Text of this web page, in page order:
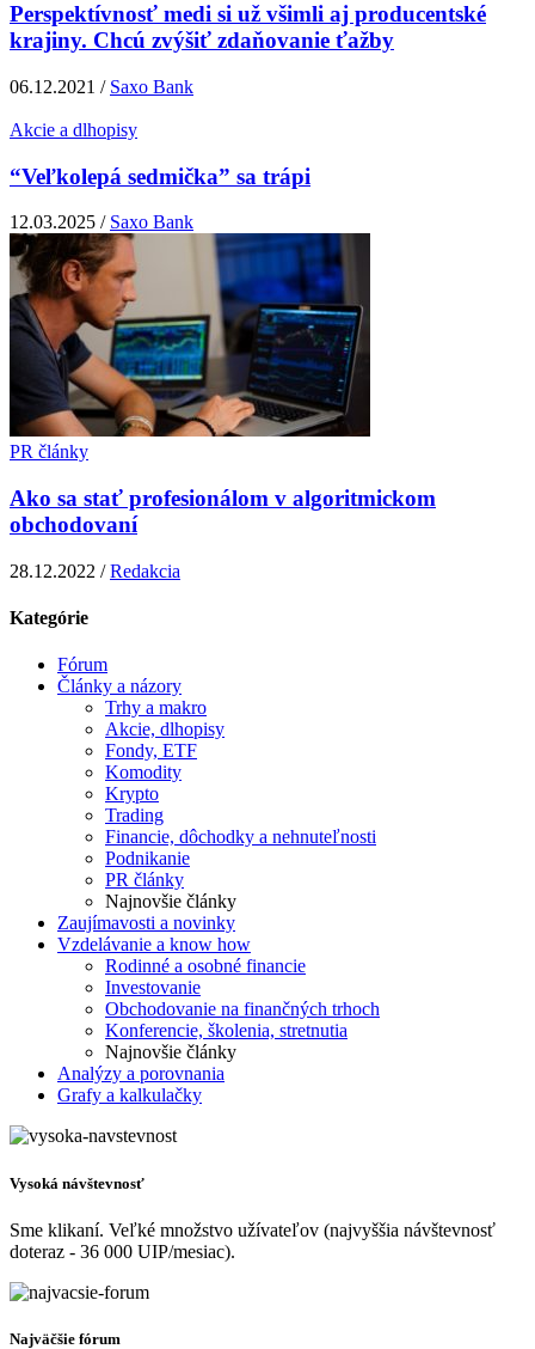
Perspektívnosť medi si už všimli aj producentské
krajiny. Chcú zvýšiť zdaňovanie ťažby
06.12.2021 / Saxo Bank
Akcie a dlhopisy
“Veľkolepá sedmička” sa trápi
12.03.2025 / Saxo Bank
PR články
Ako sa stať profesionálom v algoritmickom
obchodovaní
28.12.2022 /Redakcia
Kategórie
Fórum
Články a názory
Trhy a makro
Akcie, dlhopisy
Fondy, ETF
Komodity
Krypto
Trading
Financie, dôchodky a nehnuteľnosti
Podnikanie
PR články
Najnovšie články
Zaujímavosti a novinky
Vzdelávanie a know how
Rodinné a osobné financie
Investovanie
Obchodovanie na finančných trhoch
Konferencie, školenia, stretnutia
Najnovšie články
Analýzy a porovnania
Grafy a kalkulačky
Vysoká návštevnosť
Sme klikaní. Veľké množstvo užívateľov (najvyššia návštevnosť
doteraz - 36 000 UIP/mesiac).
Najväčšie fórum